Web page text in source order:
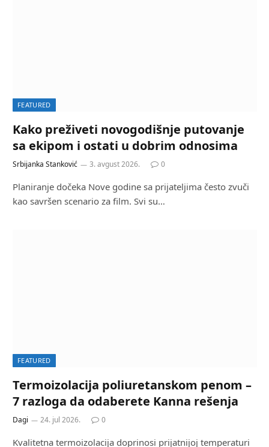
FEATURED
Kako preživeti novogodišnje putovanje
sa ekipom i ostati u dobrim odnosima
Srbijanka Stanković 3. avgust 2026. 0
Planiranje dočeka Nove godine sa prijateljima često zvuči
kao savršen scenario za film. Svi su…
FEATURED
Termoizolacija poliuretanskom penom –
7 razloga da odaberete Kanna rešenja
Dagi 24. jul 2026. 0
Kvalitetna termoizolacija doprinosi prijatnijoj temperaturi